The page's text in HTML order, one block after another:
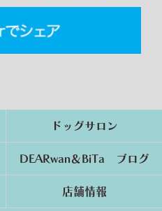
ドッグサロン
DEARwan＆BiTa ブログ
店舗情報